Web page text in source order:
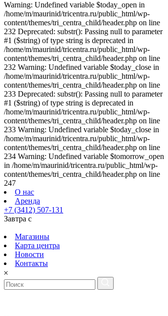
Warning: Undefined variable $today_open in
/home/m/maurinid/tricentra.ru/public_html/wp-
content/themes/tri_centra_child/header.php on line
232 Deprecated: substr(): Passing null to parameter
#1 ($string) of type string is deprecated in
/home/m/maurinid/tricentra.ru/public_html/wp-
content/themes/tri_centra_child/header.php on line
232 Warning: Undefined variable $today_close in
/home/m/maurinid/tricentra.ru/public_html/wp-
content/themes/tri_centra_child/header.php on line
233 Deprecated: substr(): Passing null to parameter
#1 ($string) of type string is deprecated in
/home/m/maurinid/tricentra.ru/public_html/wp-
content/themes/tri_centra_child/header.php on line
233 Warning: Undefined variable $today_close in
/home/m/maurinid/tricentra.ru/public_html/wp-
content/themes/tri_centra_child/header.php on line
234 Warning: Undefined variable $tomorrow_open
in /home/m/maurinid/tricentra.ru/public_html/wp-
content/themes/tri_centra_child/header.php on line
247
О нас
Аренда
+7 (3412) 507-131
Завтра с
Магазины
Карта центра
Новости
Контакты